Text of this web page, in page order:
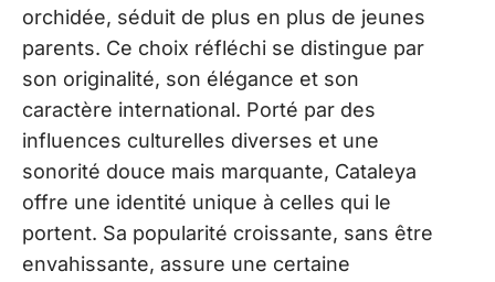
orchidée, séduit de plus en plus de jeunes
parents. Ce choix réfléchi se distingue par
son originalité, son élégance et son
caractère international. Porté par des
influences culturelles diverses et une
sonorité douce mais marquante, Cataleya
offre une identité unique à celles qui le
portent. Sa popularité croissante, sans être
envahissante, assure une certaine